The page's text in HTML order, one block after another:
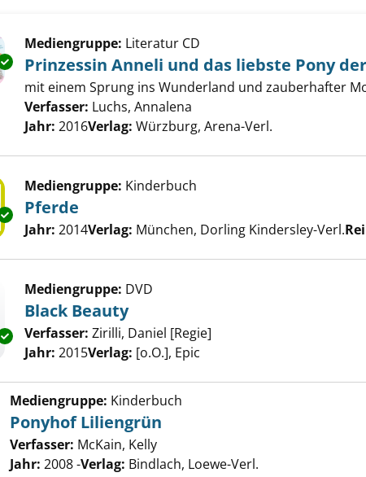
Exemplar-Details von Prinzessin Anneli und das liebste
Mediengruppe: Literatur CD
Prinzessin Anneli und das liebste Pony
mit einem Sprung ins Wunderland und zauberhafter
Verfasser: Luchs, Annalena
Jahr: 2016Verlag: Würzburg, Arena-Verl.
Exemplar-Details von Pferde anzeigen
Mediengruppe: Kinderbuch
Pferde
Suche nach diesem Verfasser
Jahr: 2014Verlag: München, Dorling Kindersley-Verl.
Exemplar-Details von Black Beauty anzeigen
Mediengruppe: DVD
Black Beauty
Verfasser: Zirilli, Daniel [Regie]
Jahr: 2015Verlag: [o.O.], Epic
Mediengruppe: Kinderbuch
Ponyhof Liliengrün
Verfasser: McKain, Kelly
Jahr: 2008 -Verlag: Bindlach, Loewe-Verl.